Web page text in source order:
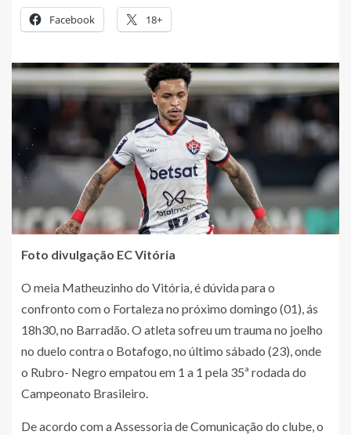
Facebook 18+
Foto divulgação EC Vitória
O meia Matheuzinho do Vitória, é dúvida para o
confronto com o Fortaleza no próximo domingo (01), ás
18h30, no Barradão. O atleta sofreu um trauma no joelho
no duelo contra o Botafogo, no último sábado (23), onde
o Rubro- Negro empatou em 1 a 1 pela 35ª rodada do
Campeonato Brasileiro.
De acordo com a Assessoria de Comunicação do clube, o